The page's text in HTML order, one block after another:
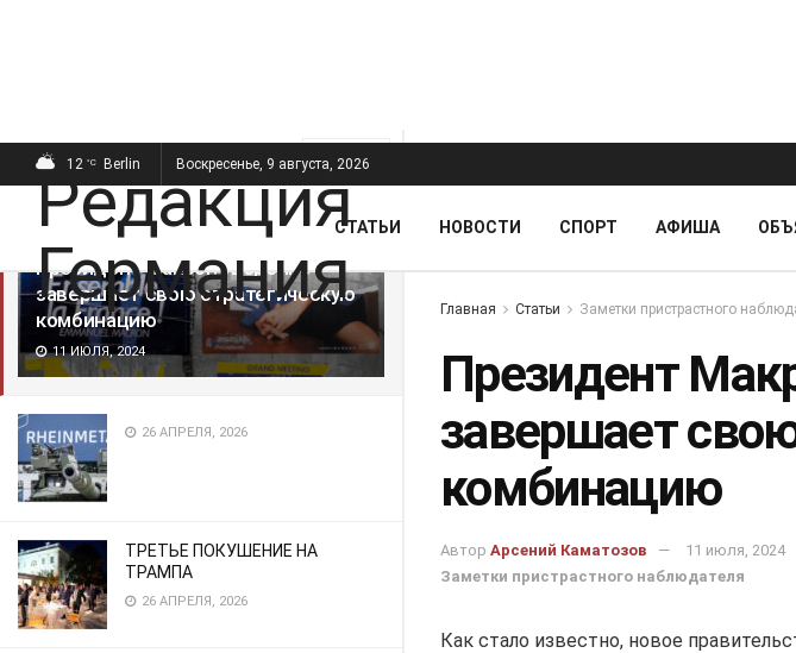
ПОСЛЕДНИЕ
Президент Макрон уверенно
завершает свою стратегическую
комбинацию
11 ИЮЛЯ, 2024
26 АПРЕЛЯ, 2026
ТРЕТЬЕ ПОКУШЕНИЕ НА
ТРАМПА
26 АПРЕЛЯ, 2026
12 °C Berlin Воскресенье, 9 августа, 2026
СТАТЬИ НОВОСТИ СПОРТ АФИША
Главная Статьи Заметки пристрастного
Президент
завершает
комбинацию
Автор Арсений Каматозов
11 июля, 2024
Заметки пристрастного наблюдателя
Как стало известно, новое